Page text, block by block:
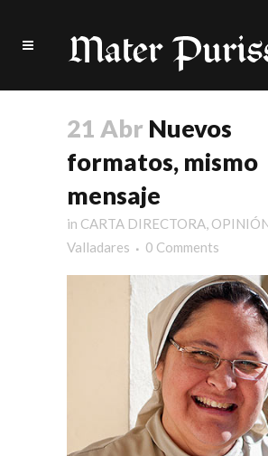
21 Abr Nuevos
formatos, mismo
mensaje
in CARTA DIRECTORA,
Valladares
0 Comments